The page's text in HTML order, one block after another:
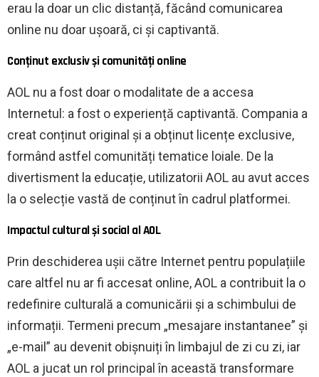
erau la doar un clic distanță, făcând comunicarea
online nu doar ușoară, ci și captivantă.
Conținut exclusiv și comunități online
AOL nu a fost doar o modalitate de a accesa
Internetul: a fost o experiență captivantă. Compania a
creat conținut original și a obținut licențe exclusive,
formând astfel comunități tematice loiale. De la
divertisment la educație, utilizatorii AOL au avut acces
la o selecție vastă de conținut în cadrul platformei.
Impactul cultural și social al AOL
Prin deschiderea ușii către Internet pentru populațiile
care altfel nu ar fi accesat online, AOL a contribuit la o
redefinire culturală a comunicării și a schimbului de
informații. Termeni precum „mesajare instantanee” și
„e-mail” au devenit obișnuiți în limbajul de zi cu zi, iar
AOL a jucat un rol principal în această transformare